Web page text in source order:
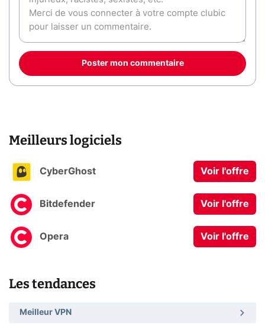
Poster mon commentaire
Meilleurs logiciels
CyberGhost Voir l'offre
Bitdefender Voir l'offre
Opera Voir l'offre
Les tendances
Meilleur VPN